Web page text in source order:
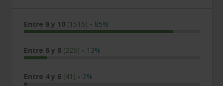
Entre 8 y 10 (1516) - 85%
Entre 6 y 8 (226) - 13%
Entre 4 y 6 (41) - 2%